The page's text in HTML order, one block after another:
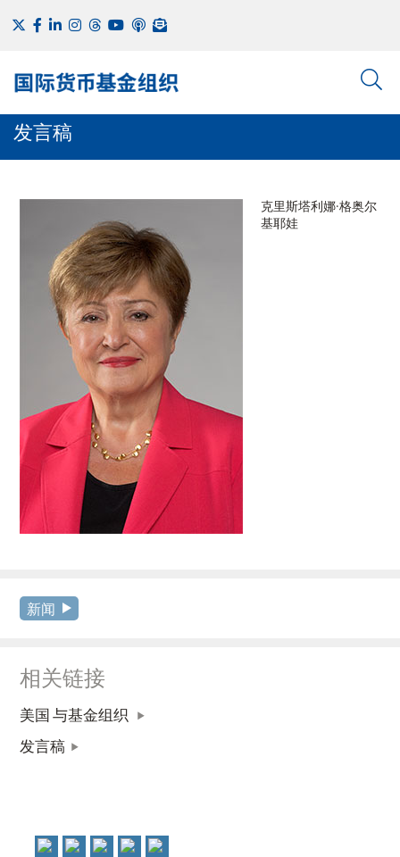
发言稿
克里斯塔利娜·格奥尔
基耶娃
新闻
相关链接
美国 与基金组织
发言稿